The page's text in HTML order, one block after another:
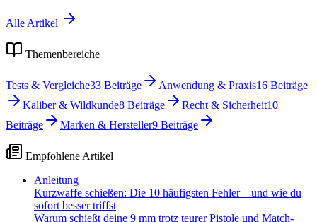
Alle Artikel
Themenbereiche
Tests & Vergleiche33 Beiträge Anwendung & Praxis16 Beiträge
Kaliber & Wildkunde8 Beiträge Recht & Sicherheit10
Beiträge
Marken & Hersteller9 Beiträge
Empfohlene Artikel
Anleitung
Kurzwaffe schießen: Die 10 häufigsten Fehler – und wie du
sofort besser triffst
Warum schießt deine 9 mm trotz teurer Pistole und Match-